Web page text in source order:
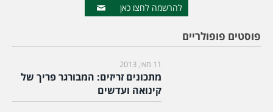
להרשמה לחצו כאן
פוסטים פופולריים
11 מאי, 2013
מתכונים זריזים: המבורגר פריך של
קינואה ועדשים